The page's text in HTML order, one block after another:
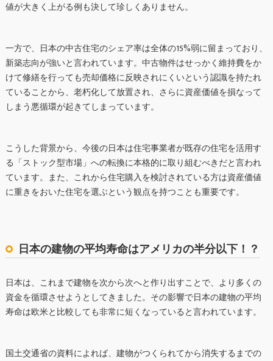
値が大きく上がる例も決して珍しくありません。
一方で、日本の中古住宅のシェア率は全体の15%弱に留まっており、
新築志向が強いと言われています。中古物件はせっかく維持費をか
けて修繕を行っても売却価格に反映されにくいという認識を持たれ
ていることから、老朽化して放置され、さらに資産価値を損なって
しまう悪循環が起きてしまっています。
こうした背景から、今後の日本は住宅事業者が既存の住宅を活用す
る「ストック型市場」への転換に本格的に取り組むべきだと言われ
ています。また、これから住宅購入を検討されている方は資産価値
に重きをおいた住宅を選ぶという観点を持つことも重要です。
日本の建物の平均寿命はアメリカの半分以下！？
日本は、これまで建物を次から次へと作り出すことで、より多くの
資金を循環させようとしてきました。その影響で日本の建物の平均
寿命は欧米と比較しても非常に短くなっていると言われています。
国土交通省の資料によれば、建物がつくられてから消失するまでの